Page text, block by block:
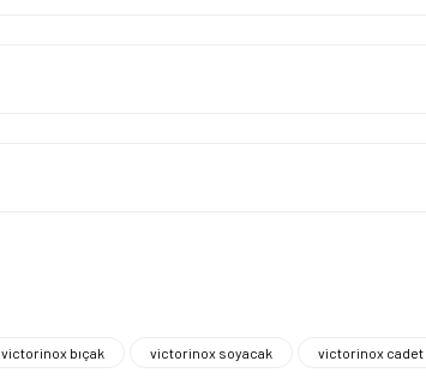
victorinox bıçak victorinox soyacak victorinox cadet